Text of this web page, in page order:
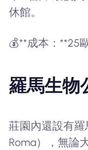
休館。
💰**成本：**25
羅馬生物
莊園內還設有羅
Roma），無論